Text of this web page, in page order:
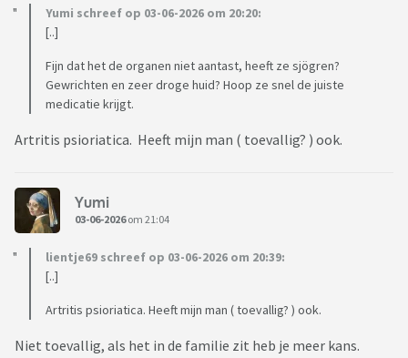
Yumi schreef op 03-06-2026 om 20:20:
[..]
Fijn dat het de organen niet aantast, heeft ze sjögren?
Gewrichten en zeer droge huid? Hoop ze snel de juiste
medicatie krijgt.
Artritis psioriatica. Heeft mijn man ( toevallig? ) ook.
Yumi
03-06-2026om 21:04
lientje69 schreef op 03-06-2026 om 20:39:
[..]
Artritis psioriatica. Heeft mijn man ( toevallig? ) ook.
Niet toevallig, als het in de familie zit heb je meer kans.